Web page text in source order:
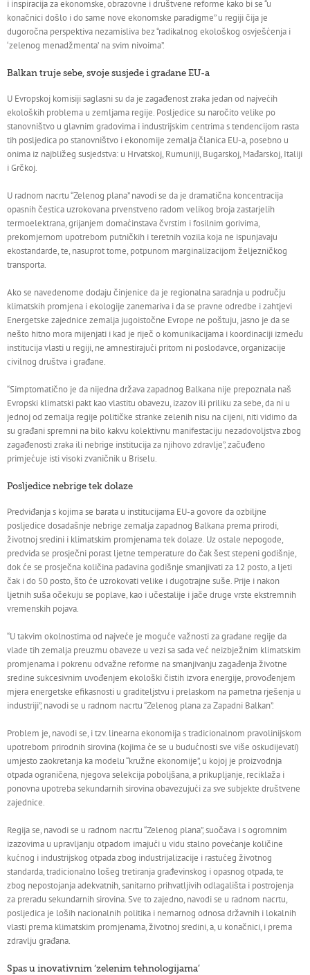
i inspiracija za ekonomske, obrazovne i društvene reforme kako bi se “u
konačnici došlo i do same nove ekonomske paradigme” u regiji čija je
dugoročna perspektiva nezamisliva bez “radikalnog ekološkog osvješćenja i
‘zelenog menadžmenta’ na svim nivoima”.
Balkan truje sebe, svoje susjede i građane EU-a
U Evropskoj komisiji saglasni su da je zagađenost zraka jedan od najvećih
ekoloških problema u zemljama regije. Posljedice su naročito velike po
stanovništvo u glavnim gradovima i industrijskim centrima s tendencijom rasta
tih posljedica po stanovništvo i ekonomije zemalja članica EU-a, posebno u
onima iz najbližeg susjedstva: u Hrvatskoj, Rumuniji, Bugarskoj, Mađarskoj, Italiji
i Grčkoj.
U radnom nacrtu “Zelenog plana” navodi se da je dramatična koncentracija
opasnih čestica uzrokovana prvenstveno radom velikog broja zastarjelih
termoelektrana, grijanjem domaćinstava čvrstim i fosilnim gorivima,
prekomjernom upotrebom putničkih i teretnih vozila koja ne ispunjavaju
ekostandarde, te, nasuprot tome, potpunom marginalizacijom željezničkog
transporta.
Ako se navedenome dodaju činjenice da je regionalna saradnja u području
klimatskih promjena i ekologije zanemariva i da se pravne odredbe i zahtjevi
Energetske zajednice zemalja jugoistočne Evrope ne poštuju, jasno je da se
nešto hitno mora mijenjati i kad je riječ o komunikacijama i koordinaciji između
institucija vlasti u regiji, ne amnestirajući pritom ni poslodavce, organizacije
civilnog društva i građane.
“Simptomatično je da nijedna država zapadnog Balkana nije prepoznala naš
Evropski klimatski pakt kao vlastitu obavezu, izazov ili priliku za sebe, da ni u
jednoj od zemalja regije političke stranke zelenih nisu na cijeni, niti vidimo da
su građani spremni na bilo kakvu kolektivnu manifestaciju nezadovoljstva zbog
zagađenosti zraka ili nebrige institucija za njihovo zdravlje”, začuđeno
primjećuje isti visoki zvaničnik u Briselu.
Posljedice nebrige tek dolaze
Predviđanja s kojima se barata u institucijama EU-a govore da ozbiljne
posljedice dosadašnje nebrige zemalja zapadnog Balkana prema prirodi,
životnoj sredini i klimatskim promjenama tek dolaze. Uz ostale nepogode,
predviđa se prosječni porast ljetne temperature do čak šest stepeni godišnje,
dok će se prosječna količina padavina godišnje smanjivati za 12 posto, a ljeti
čak i do 50 posto, što će uzrokovati velike i dugotrajne suše. Prije i nakon
ljetnih suša očekuju se poplave, kao i učestalije i jače druge vrste ekstremnih
vremenskih pojava.
“U takvim okolnostima od najveće je moguće važnosti za građane regije da
vlade tih zemalja preuzmu obaveze u vezi sa sada već neizbježnim klimatskim
promjenama i pokrenu odvažne reforme na smanjivanju zagađenja životne
sredine sukcesivnim uvođenjem ekološki čistih izvora energije, provođenjem
mjera energetske efikasnosti u graditeljstvu i prelaskom na pametna rješenja u
industriji”, navodi se u radnom nacrtu “Zelenog plana za Zapadni Balkan”.
Problem je, navodi se, i tzv. linearna ekonomija s tradicionalnom pravolinijskom
upotrebom prirodnih sirovina (kojima će se u budućnosti sve više oskudijevati)
umjesto zaokretanja ka modelu “kružne ekonomije”, u kojoj je proizvodnja
otpada ograničena, njegova selekcija poboljšana, a prikupljanje, reciklaža i
ponovna upotreba sekundarnih sirovina obavezujući za sve subjekte društvene
zajednice.
Regija se, navodi se u radnom nacrtu “Zelenog plana”, suočava i s ogromnim
izazovima u upravljanju otpadom imajući u vidu stalno povećanje količine
kućnog i industrijskog otpada zbog industrijalizacije i rastućeg životnog
standarda, tradicionalno lošeg tretiranja građevinskog i opasnog otpada, te
zbog nepostojanja adekvatnih, sanitarno prihvatljivih odlagališta i postrojenja
za preradu sekundarnih sirovina. Sve to zajedno, navodi se u radnom nacrtu,
posljedica je loših nacionalnih politika i nemarnog odnosa državnih i lokalnih
vlasti prema klimatskim promjenama, životnoj sredini, a, u konačnici, i prema
zdravlju građana.
Spas u inovativnim ‘zelenim tehnologijama’